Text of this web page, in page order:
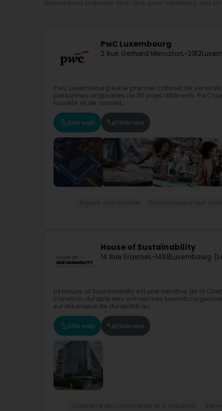
descriptions précises ainsi que, pour certaines, des
PwC Luxembourg
2 Rue Gerhard MercatorL-2182
PwC Luxembourg est le premier cabinet de
personnes originaires de 90 pays différents. PwC
fiscalité et de conseil,...
Site web Itinéraire
House of Sustainability
14 Rue ErasmeL-1468Luxembourg
La House of Sustainability est une initiative de la
transition durable des entreprises
sur les enjeux de durabilité au...
Site web Itinéraire